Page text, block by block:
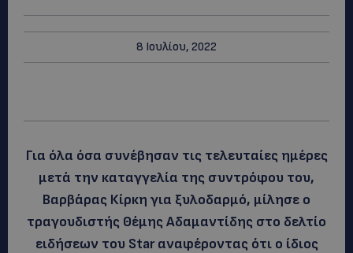
8 Ιουλίου, 2022
Για όλα όσα συνέβησαν τις τελευταίες ημέρες
μετά την καταγγελία της συντρόφου του,
Βαρβάρας Κίρκη για ξυλοδαρμό, μίλησε ο
τραγουδιστής Θέμης Αδαμαντίδης στο δελτίο
ειδήσεων του Star αναφέροντας ότι ο ίδιος